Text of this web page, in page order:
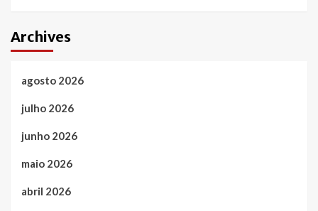
Archives
agosto 2026
julho 2026
junho 2026
maio 2026
abril 2026